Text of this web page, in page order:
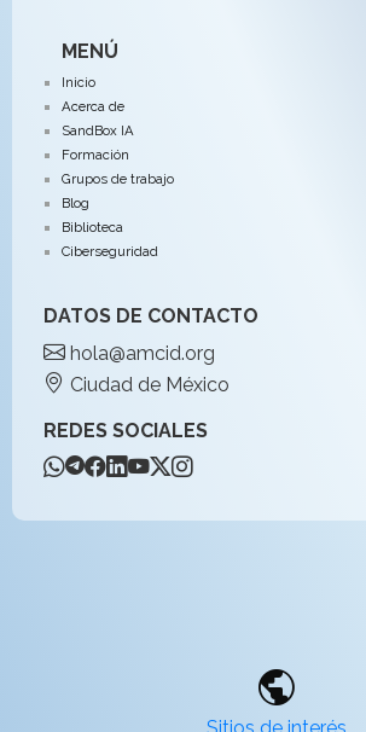
MENÚ
Inicio
Acerca de
SandBox IA
Formación
Grupos de trabajo
Blog
Biblioteca
Ciberseguridad
DATOS DE CONTACTO
hola@amcid.org
Ciudad de México
REDES SOCIALES
public